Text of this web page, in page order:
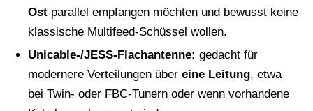
Ost parallel empfangen möchten und bewusst keine
klassische Multifeed-Schüssel wollen.
Unicable-/JESS-Flachantenne: gedacht für
modernere Verteilungen über eine Leitung, etwa
bei Twin- oder FBC-Tunern oder wenn vorhandene